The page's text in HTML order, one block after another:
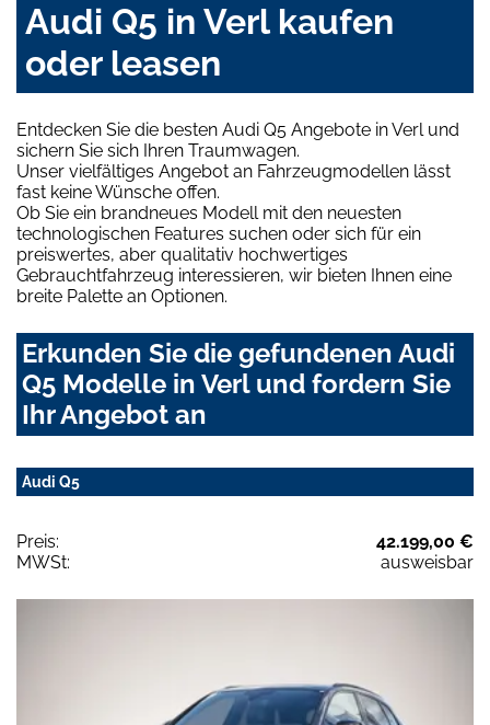
Audi Q5 in Verl kaufen
oder leasen
Entdecken Sie die besten Audi Q5 Angebote in Verl und
sichern Sie sich Ihren Traumwagen.
Unser vielfältiges Angebot an Fahrzeugmodellen lässt
fast keine Wünsche offen.
Ob Sie ein brandneues Modell mit den neuesten
technologischen Features suchen oder sich für ein
preiswertes, aber qualitativ hochwertiges
Gebrauchtfahrzeug interessieren, wir bieten Ihnen eine
breite Palette an Optionen.
Erkunden Sie die gefundenen Audi
Q5 Modelle in Verl und fordern Sie
Ihr Angebot an
Audi Q5
Preis:
42.199,00 €
MWSt:
ausweisbar